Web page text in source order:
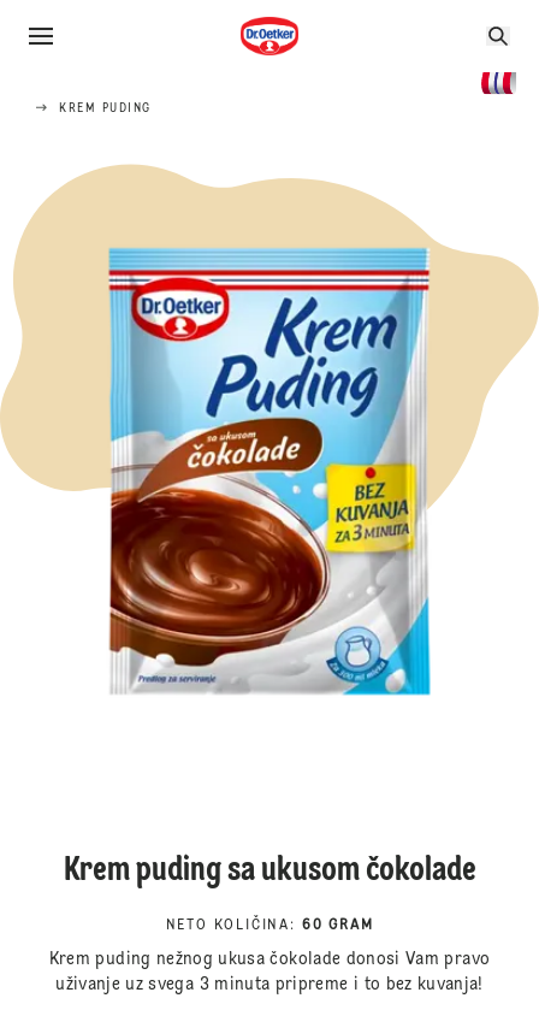
KREM PUDING
Krem puding sa ukusom čokolade
NETO KOLIČINA : 60 GRAM
Krem puding nežnog ukusa čokolade donosi Vam pravo
uživanje uz svega 3 minuta pripreme i to bez kuvanja!